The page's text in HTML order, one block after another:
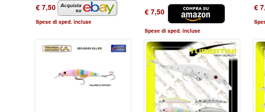
€ 7,50
Spese di sped. incluse
€ 7,50
Spese di sped. incluse
€